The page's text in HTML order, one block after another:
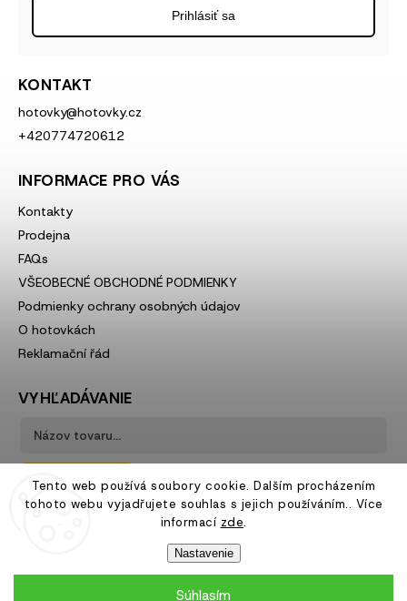
Tento web používá soubory cookie. Dalším procházením
tohoto webu vyjadřujete souhlas s jejich používáním.. Více
informací zde.
Nastavenie
Súhlasím
KONTAKT
hotovky@hotovky.cz
+420774720612
INFORMACE PRO VÁS
Kontakty
Prodejna
FAQs
VŠEOBECNÉ OBCHODNÉ PODMIENKY
Podmienky ochrany osobných údajov
O hotovkách
Reklamační řád
VYHĽADÁVANIE
Hľadať
Prihlásiť sa